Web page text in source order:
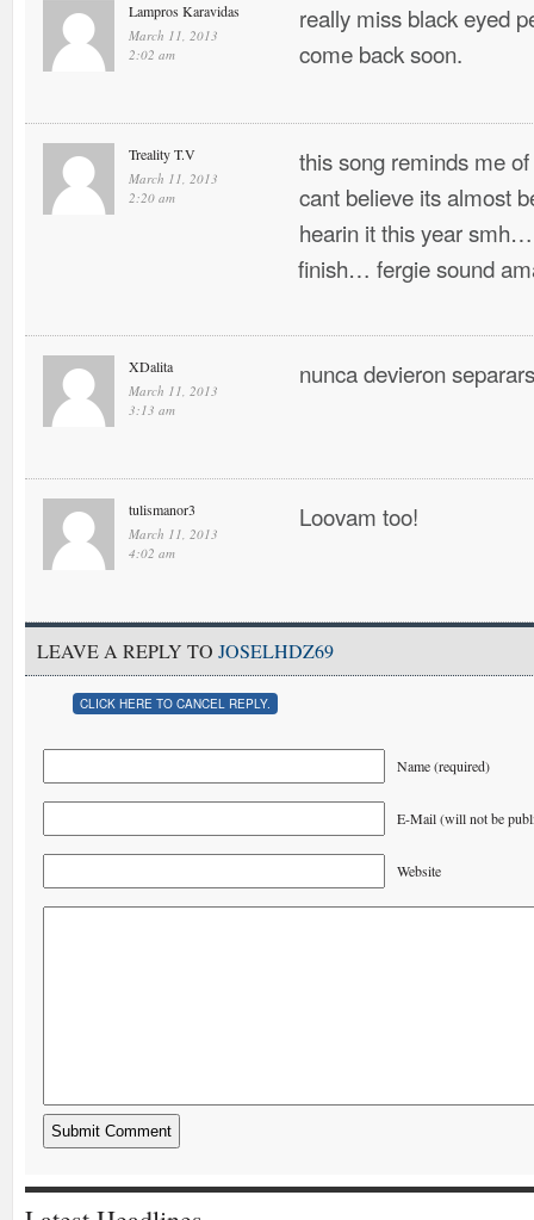
Lampros Karavidas
March 11, 2013
2:02 am
really miss black eyed
come back soon.
Treality T.V
March 11, 2013
2:20 am
this song reminds me
cant believe its almost
hearin it this year
finish… fergie sound
XDalita
March 11, 2013
3:13 am
nunca devieron
tulismanor3
March 11, 2013
4:02 am
Loovam too!
LEAVE A REPLY TO JOSELHDZ69
CLICK HERE TO CANCEL REPLY.
Name (required)
E-Mail (will not be
Website